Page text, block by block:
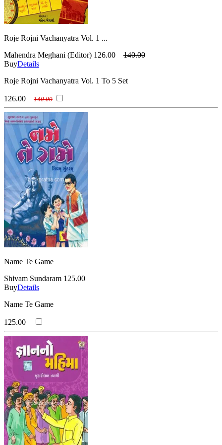
Roje Rojni Vachanyatra Vol. 1 ...
Mahendra Meghani (Editor) 126.00
140.00
BuyDetails
Roje Rojni Vachanyatra Vol. 1 To 5 Set
126.00 140.00
Name Te Game
Shivam Sundaram 125.00
BuyDetails
Name Te Game
125.00